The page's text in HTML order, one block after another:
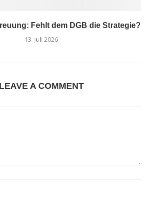
Fehlt dem DGB die Strategie?
13. Juli 2026
LEAVE A COMMENT